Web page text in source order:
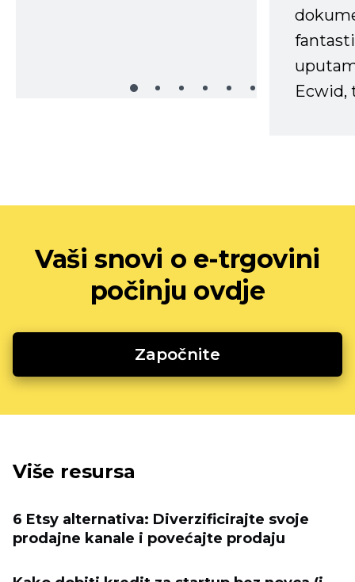
Ecwid,
Vaši snovi o e-trgovini
počinju ovdje
Započnite
Više resursa
6 Etsy alternativa: Diverzificirajte svoje
prodajne kanale i povećajte prodaju